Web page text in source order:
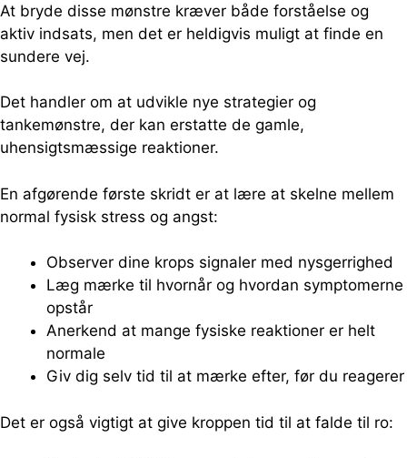
At bryde disse mønstre kræver både forståelse og
aktiv indsats, men det er heldigvis muligt at finde en
sundere vej.
Det handler om at udvikle nye strategier og
tankemønstre, der kan erstatte de gamle,
uhensigtsmæssige reaktioner.
En afgørende første skridt er at lære at skelne mellem
normal fysisk stress og angst:
Observer dine krops signaler med nysgerrighed
Læg mærke til hvornår og hvordan symptomerne
opstår
Anerkend at mange fysiske reaktioner er helt
normale
Giv dig selv tid til at mærke efter, før du reagerer
Det er også vigtigt at give kroppen tid til at falde til ro: